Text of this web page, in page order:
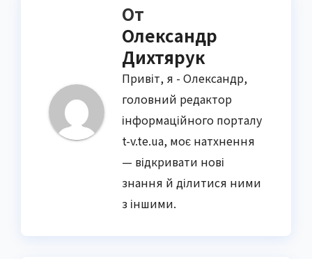
От
Олександр
Дихтярук
Привіт, я - Олександр,
головний редактор
інформаційного порталу
t-v.te.ua, моє натхнення
— відкривати нові
знання й ділитися ними
з іншими.